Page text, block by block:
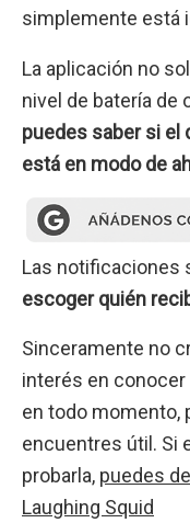
simplemente está
La aplicación no
nivel de batería de
puedes saber si el
está en modo de
Las notificaciones
escoger quién
Sinceramente no
interés en conocer
en todo momento,
encuentres útil. Si
probarla, puedes
Laughing Squid